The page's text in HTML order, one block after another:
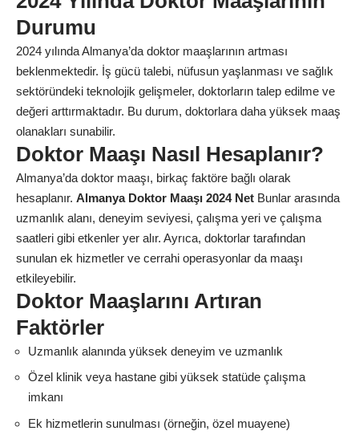
Durumu
2024 yılında Almanya’da doktor maaşlarının artması
beklenmektedir. İş gücü talebi, nüfusun yaşlanması ve sağlık
sektöründeki teknolojik gelişmeler, doktorların talep edilme ve
değeri arttırmaktadır. Bu durum, doktorlara daha yüksek maaş
olanakları sunabilir.
Doktor Maaşı Nasıl Hesaplanır?
Almanya’da doktor maaşı, birkaç faktöre bağlı olarak
hesaplanır. Almanya Doktor Maaşı 2024 Net Bunlar arasında
uzmanlık alanı, deneyim seviyesi, çalışma yeri ve çalışma
saatleri gibi etkenler yer alır. Ayrıca, doktorlar tarafından
sunulan ek hizmetler ve cerrahi operasyonlar da maaşı
etkileyebilir.
Doktor Maaşlarını Artıran
Faktörler
Uzmanlık alanında yüksek deneyim ve uzmanlık
Özel klinik veya hastane gibi yüksek statüde çalışma
imkanı
Ek hizmetlerin sunulması (örneğin, özel muayene)